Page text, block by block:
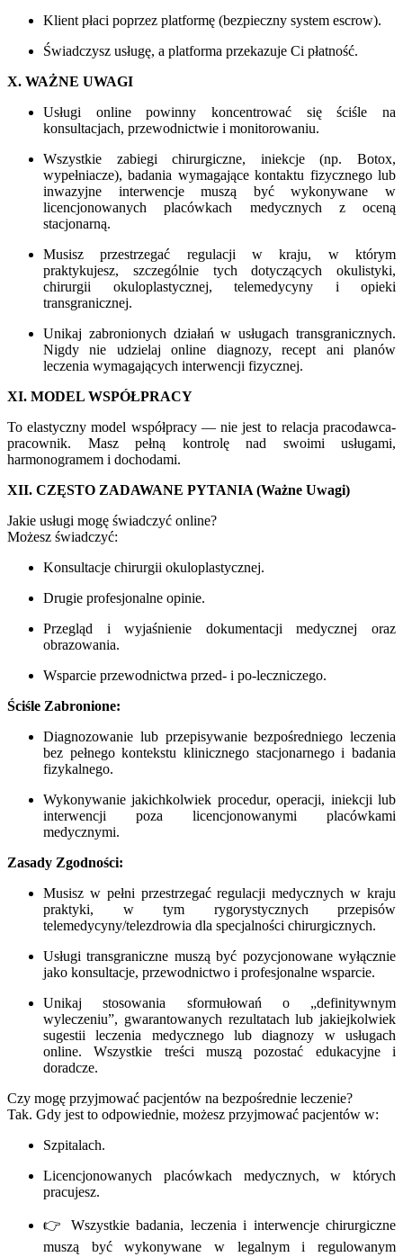
Klient płaci poprzez platformę (bezpieczny system escrow).
Świadczysz usługę, a platforma przekazuje Ci płatność.
X. WAŻNE UWAGI
Usługi online powinny koncentrować się ściśle na
konsultacjach, przewodnictwie i monitorowaniu.
Wszystkie zabiegi chirurgiczne, iniekcje (np. Botox,
wypełniacze), badania wymagające kontaktu fizycznego lub
inwazyjne interwencje muszą być wykonywane w
licencjonowanych placówkach medycznych z oceną
stacjonarną.
Musisz przestrzegać regulacji w kraju, w którym
praktykujesz, szczególnie tych dotyczących okulistyki,
chirurgii okuloplastycznej, telemedycyny i opieki
transgranicznej.
Unikaj zabronionych działań w usługach transgranicznych.
Nigdy nie udzielaj online diagnozy, recept ani planów
leczenia wymagających interwencji fizycznej.
XI. MODEL WSPÓŁPRACY
To elastyczny model współpracy — nie jest to relacja pracodawca-
pracownik. Masz pełną kontrolę nad swoimi usługami,
harmonogramem i dochodami.
XII. CZĘSTO ZADAWANE PYTANIA (Ważne Uwagi)
Jakie usługi mogę świadczyć online?
Możesz świadczyć:
Konsultacje chirurgii okuloplastycznej.
Drugie profesjonalne opinie.
Przegląd i wyjaśnienie dokumentacji medycznej oraz
obrazowania.
Wsparcie przewodnictwa przed- i po-leczniczego.
Ściśle Zabronione:
Diagnozowanie lub przepisywanie bezpośredniego leczenia
bez pełnego kontekstu klinicznego stacjonarnego i badania
fizykalnego.
Wykonywanie jakichkolwiek procedur, operacji, iniekcji lub
interwencji poza licencjonowanymi placówkami
medycznymi.
Zasady Zgodności:
Musisz w pełni przestrzegać regulacji medycznych w kraju
praktyki, w tym rygorystycznych przepisów
telemedycyny/telezdrowia dla specjalności chirurgicznych.
Usługi transgraniczne muszą być pozycjonowane wyłącznie
jako konsultacje, przewodnictwo i profesjonalne wsparcie.
Unikaj stosowania sformułowań o „definitywnym
wyleczeniu”, gwarantowanych rezultatach lub jakiejkolwiek
sugestii leczenia medycznego lub diagnozy w usługach
online. Wszystkie treści muszą pozostać edukacyjne i
doradcze.
Czy mogę przyjmować pacjentów na bezpośrednie leczenie?
Tak. Gdy jest to odpowiednie, możesz przyjmować pacjentów w:
Szpitalach.
Licencjonowanych placówkach medycznych, w których
pracujesz.
👉 Wszystkie badania, leczenia i interwencje chirurgiczne
muszą być wykonywane w legalnym i regulowanym